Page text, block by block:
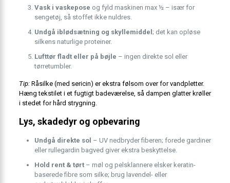
Vask i vaskepose og fyld maskinen max ½ – især for
sengetøj, så stoffet ikke nuldres.
Undgå iblødsætning og skyllemiddel ; det kan opløse
silkens naturlige proteiner.
Lufttør fladt eller på bøjle – ingen direkte sol eller
tørretumbler.
Tip:Råsilke (med sericin) er ekstra følsom over for vandpletter.
Hæng tekstilet i et fugtigt badeværelse, så dampen glatter krøller
i stedet for hård strygning.
Lys, skadedyr og opbevaring
Undgå direkte sol – UV nedbryder fiberen; forede gardiner
eller rullegardin bagved giver ekstra beskyttelse.
Hold rent & tørt– møl og pelsklannere elsker keratin­
baserede fibre som silke; brug lavendel- eller